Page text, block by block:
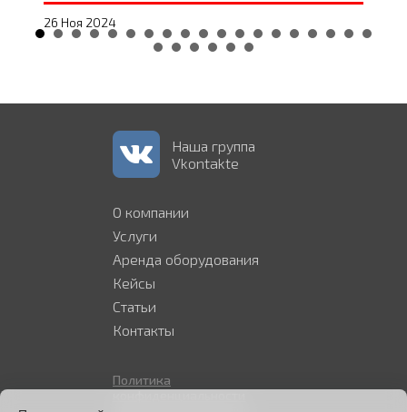
26 Ноя 2024
Наша группа
Vkontakte
О компании
Услуги
Аренда оборудования
Кейсы
Статьи
Контакты
Политика